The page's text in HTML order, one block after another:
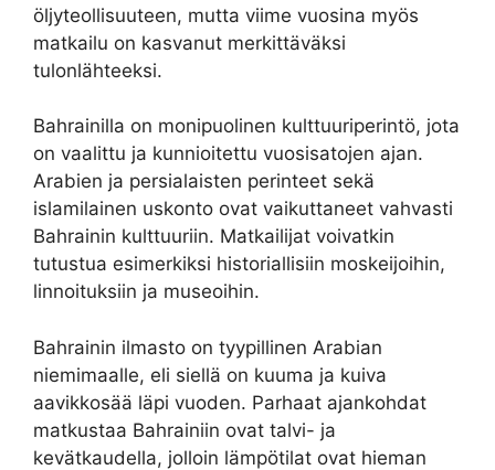
öljyteollisuuteen, mutta viime vuosina myös
matkailu on kasvanut merkittäväksi
tulonlähteeksi.
Bahrainilla on monipuolinen kulttuuriperintö, jota
on vaalittu ja kunnioitettu vuosisatojen ajan.
Arabien ja persialaisten perinteet sekä
islamilainen uskonto ovat vaikuttaneet vahvasti
Bahrainin kulttuuriin. Matkailijat voivatkin
tutustua esimerkiksi historiallisiin moskeijoihin,
linnoituksiin ja museoihin.
Bahrainin ilmasto on tyypillinen Arabian
niemimaalle, eli siellä on kuuma ja kuiva
aavikkosää läpi vuoden. Parhaat ajankohdat
matkustaa Bahrainiin ovat talvi- ja
kevätkaudella, jolloin lämpötilat ovat hieman